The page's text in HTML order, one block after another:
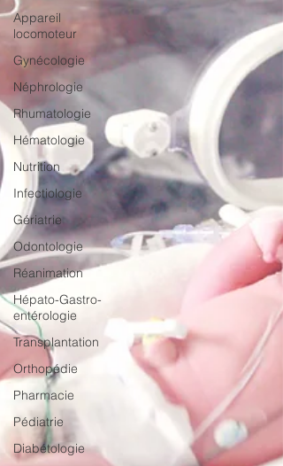
Appareil
locomoteur
Gynécologie
Néphrologie
Rhumatologie
Hématologie
Nutrition
Infectiologie
Gériatrie
Odontologie
Réanimation
Hépato-Gastro-
entérologie
Transplantation
Orthopédie
Pharmacie
Pédiatrie
Diabétologie